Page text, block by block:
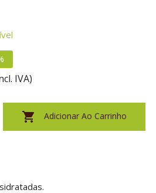
IVA)
 Adicionar Ao Carrinho